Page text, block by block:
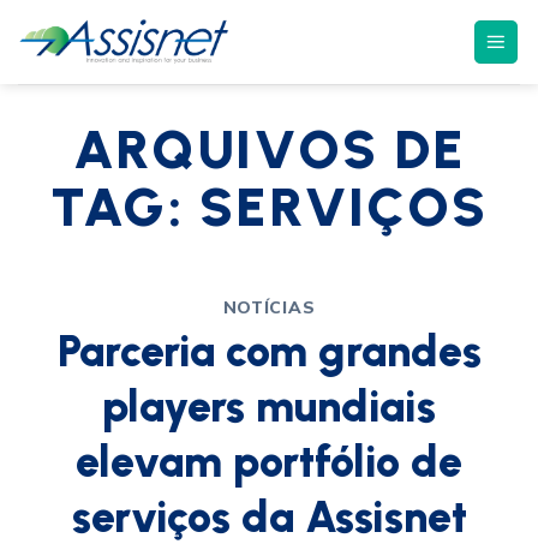
ARQUIVOS DE
TAG: SERVIÇOS
NOTÍCIAS
Parceria com grandes
players mundiais
elevam portfólio de
serviços da Assisnet